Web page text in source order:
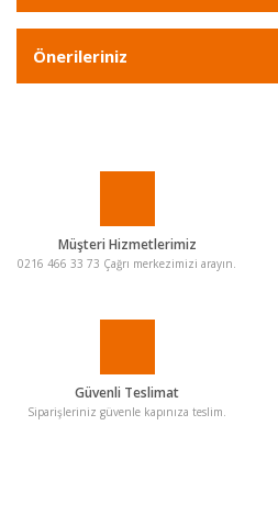
Önerileriniz
Müşteri Hizmetlerimiz
0216 466 33 73 Çağrı merkezimizi arayın.
Güvenli Teslimat
Siparişleriniz güvenle kapınıza teslim.